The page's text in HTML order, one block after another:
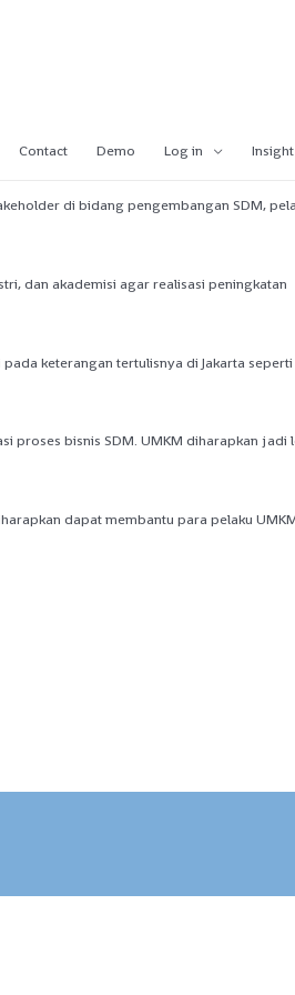
Contact Demo Log in
di bidang pengembangan SDM,
dan akademisi agar realisasi peningkatan
keterangan tertulisnya di Jakarta seperti
proses bisnis SDM. UMKM diharapkan jadi
dapat membantu para pelaku